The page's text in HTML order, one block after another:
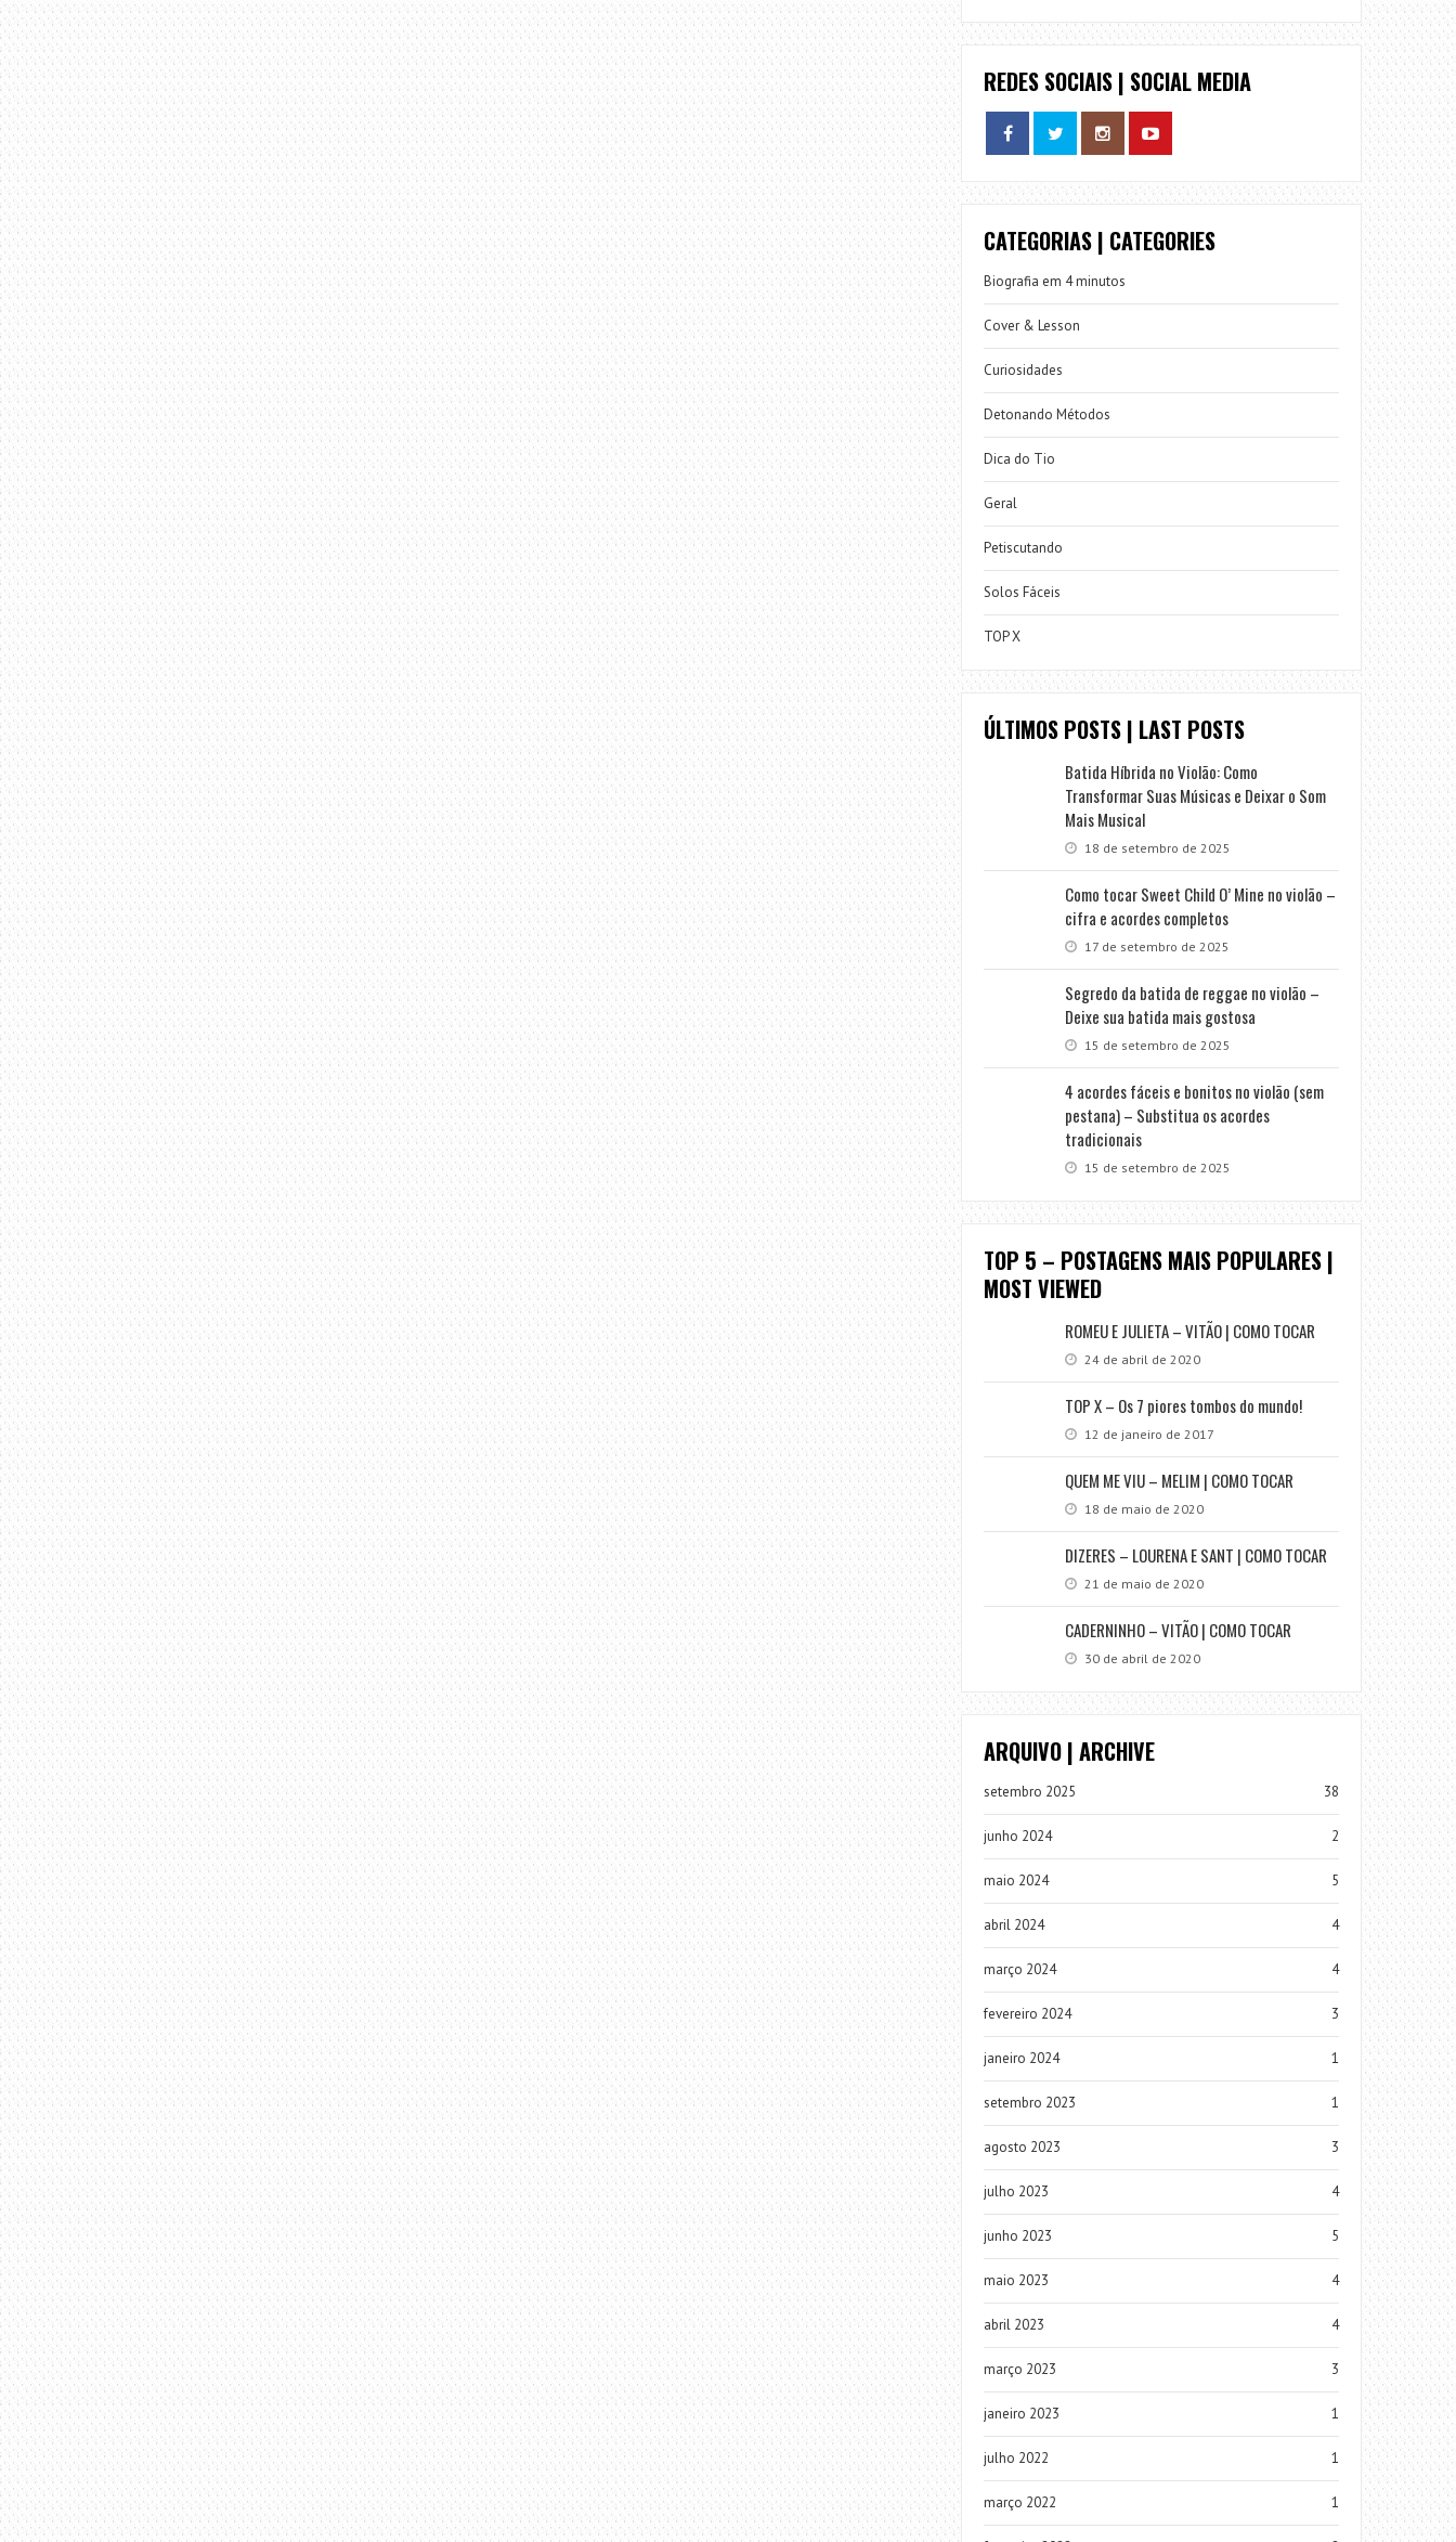
REDES SOCIAIS | SOCIAL MEDIA
CATEGORIAS | CATEGORIES
Biografia em 4 minutos
Cover & Lesson
Curiosidades
Detonando Métodos
Dica do Tio
Geral
Petiscutando
Solos Fáceis
TOP X
ÚLTIMOS POSTS | LAST POSTS
Batida Híbrida no Violão: Como
Transformar Suas Músicas e Deixar o Som
Mais Musical
18 de setembro de 2025
Como tocar Sweet Child O’ Mine no violão –
cifra e acordes completos
17 de setembro de 2025
Segredo da batida de reggae no violão –
Deixe sua batida mais gostosa
15 de setembro de 2025
4 acordes fáceis e bonitos no violão (sem
pestana) – Substitua os acordes
tradicionais
15 de setembro de 2025
TOP 5 – POSTAGENS MAIS POPULARES |
MOST VIEWED
ROMEU E JULIETA – VITÃO | COMO TOCAR
24 de abril de 2020
TOP X – Os 7 piores tombos do mundo!
12 de janeiro de 2017
QUEM ME VIU – MELIM | COMO TOCAR
18 de maio de 2020
DIZERES – LOURENA E SANT | COMO TOCAR
21 de maio de 2020
CADERNINHO – VITÃO | COMO TOCAR
30 de abril de 2020
ARQUIVO | ARCHIVE
setembro 2025 38
junho 2024 2
maio 2024 5
abril 2024 4
março 2024 4
fevereiro 2024 3
janeiro 2024 1
setembro 2023 1
agosto 2023 3
julho 2023 4
junho 2023 5
maio 2023 4
abril 2023 4
março 2023 3
janeiro 2023 1
julho 2022 1
março 2022 1